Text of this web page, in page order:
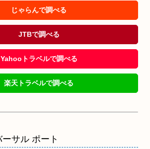
じゃらんで調べる
JTBで調べる
Yahooトラベルで調べる
楽天トラベルで調べる
サル ポート